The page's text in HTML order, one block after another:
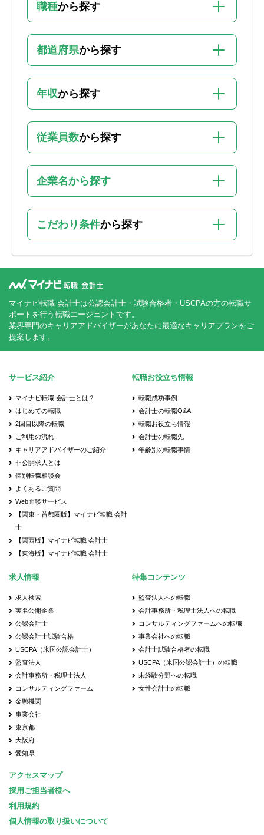
職種から探す
都道府県から探す
年収から探す
従業員数から探す
企業名から探す
こだわり条件から探す
マイナビ転職 会計士は公認会計士・試験合格者・USCPAの方の転職サ
ポートを行う転職エージェントです。
業界専門のキャリアアドバイザーがあなたに最適なキャリアプランをご
提案します。
サービス紹介
マイナビ転職 会計士とは？
はじめての転職
2回目以降の転職
ご利用の流れ
キャリアアドバイザーのご紹介
非公開求人とは
個別転職相談会
よくあるご質問
Web面談サービス
【関東・首都圏版】マイナビ転職 会計
士
【関西版】マイナビ転職 会計士
【東海版】マイナビ転職 会計士
転職お役立ち情報
転職成功事例
会計士の転職Q&A
転職お役立ち情報
会計士の転職先
年齢別の転職事情
求人情報
求人検索
実名公開企業
公認会計士
公認会計士試験合格
USCPA（米国公認会計士）
監査法人
会計事務所・税理士法人
コンサルティングファーム
金融機関
事業会社
東京都
大阪府
愛知県
特集コンテンツ
監査法人への転職
会計事務所・税理士法人への転職
コンサルティングファームへの転職
事業会社への転職
会計士試験合格者の転職
USCPA（米国公認会計士）の転職
未経験分野への転職
女性会計士の転職
アクセスマップ
採用ご担当者様へ
利用規約
個人情報の取り扱いについて